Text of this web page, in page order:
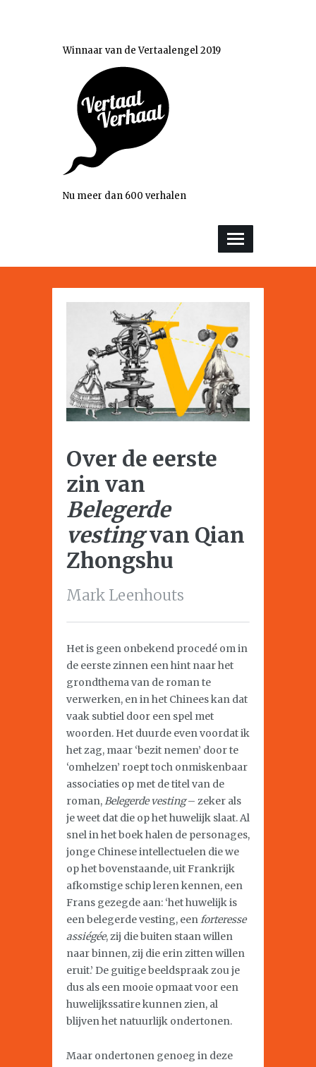
Winnaar van de Vertaalengel 2019
Nu meer dan 600 verhalen
Over de eerste
zin van
Belegerde
vestingvan Qian
Zhongshu
Mark Leenhouts
Het is geen onbekend procedé om in
de eerste zinnen een hint naar het
grondthema van de roman te
verwerken, en in het Chinees kan dat
vaak subtiel door een spel met
woorden. Het duurde even voordat ik
het zag, maar ‘bezit nemen’ door te
‘omhelzen’ roept toch onmiskenbaar
associaties op met de titel van de
roman,Belegerde vesting– zeker als
je weet dat die op het huwelijk slaat. Al
snel in het boek halen de personages,
jonge Chinese intellectuelen die we
op het bovenstaande, uit Frankrijk
afkomstige schip leren kennen, een
Frans gezegde aan: ‘het huwelijk is
een belegerde vesting, eenforteresse
assiégée, zij die buiten staan willen
naar binnen, zij die erin zitten willen
eruit.’ De guitige beeldspraak zou je
dus als een mooie opmaat voor een
huwelijkssatire kunnen zien, al
blijven het natuurlijk ondertonen.
Maar ondertonen genoeg in deze